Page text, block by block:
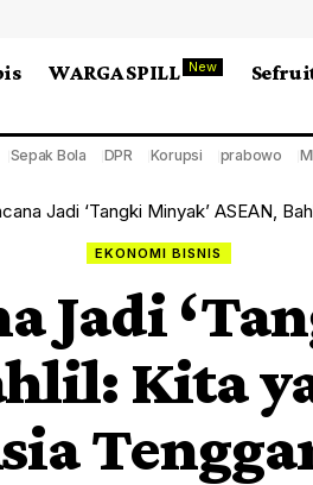
WARGA SPILL New
Sepak Bola DPR Korupsi prabowo
Jadi ‘Tangki Minyak’ ASEAN,
EKONOMI BISNIS
Jadi
Kita